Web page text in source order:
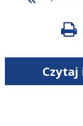
Czytaj